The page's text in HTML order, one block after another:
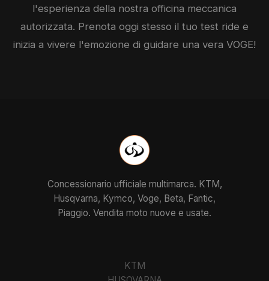
l'esperienza della nostra officina meccanica
autorizzata. Prenota oggi stesso il tuo test ride e
inizia a vivere l'emozione di guidare una vera VOGE!
Concessionario ufficiale multimarca. KTM,
Husqvarna, Kymco, Voge, Beta, Fantic,
Piaggio. Vendita moto nuove e usate.
KTM